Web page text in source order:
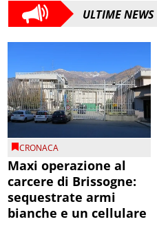
ULTIME NEWS
CRONACA
Maxi operazione al
carcere di Brissogne:
sequestrate armi
bianche e un cellulare